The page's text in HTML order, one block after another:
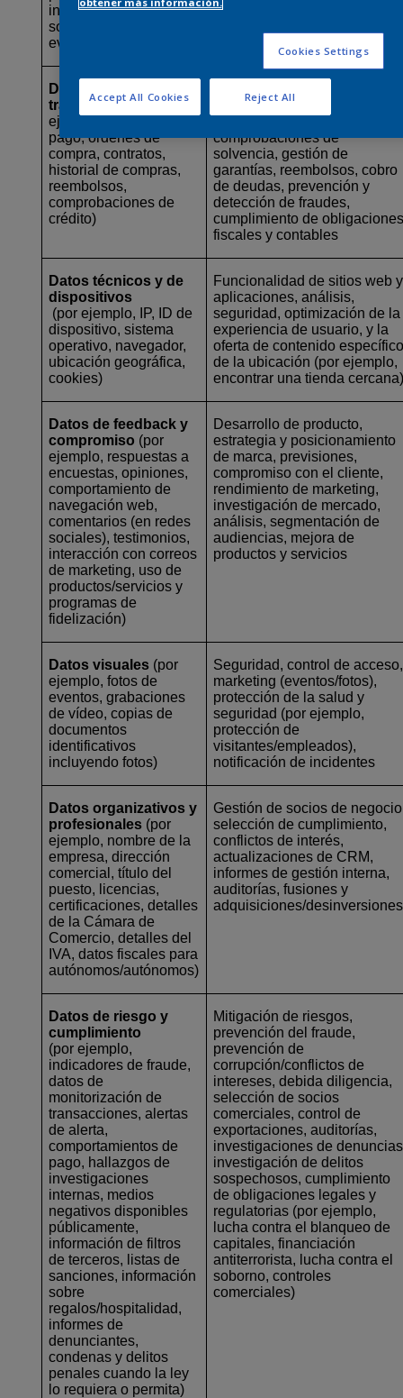
información de redes
sociales, asistencia a
eventos)
Datos financieros y
transaccionales(por
ejemplo, detalles de
pago, órdenes de
compra, contratos,
historial de compras,
reembolsos,
comprobaciones de
crédito)
de reclamaciones,
comprobaciones de
solvencia, gestión de
garantías, reembolsos, cobro
de deudas, prevención y
detección de fraudes,
cumplimiento de
fiscales y contables
Datos técnicos y de
dispositivos
(por ejemplo, IP, ID de
dispositivo, sistema
operativo, navegador,
ubicación geográfica,
cookies)
Funcionalidad de sitios web y
aplicaciones, análisis,
seguridad, optimización de la
experiencia de usuario, y la
oferta de contenido
de la ubicación (por ejemplo,
encontrar una tienda
Datos de feedback y
compromiso (por
ejemplo, respuestas a
encuestas, opiniones,
comportamiento de
navegación web,
comentarios (en redes
sociales), testimonios,
interacción con correos
de marketing, uso de
productos/servicios y
programas de
fidelización)
Desarrollo de producto,
estrategia y posicionamiento
de marca, previsiones,
compromiso con el cliente,
rendimiento de marketing,
investigación de mercado,
análisis, segmentación de
audiencias, mejora de
productos y servicios
Datos visuales (por
ejemplo, fotos de
eventos, grabaciones
de vídeo, copias de
documentos
identificativos
incluyendo fotos)
Seguridad, control de acceso,
marketing (eventos/fotos),
protección de la salud y
seguridad (por ejemplo,
protección de
visitantes/empleados),
notificación de incidentes
Datos organizativos y
profesionales (por
ejemplo, nombre de la
empresa, dirección
comercial, título del
puesto, licencias,
certificaciones, detalles
de la Cámara de
Comercio, detalles del
IVA, datos fiscales para
autónomos/autónomos)
Gestión de socios de
selección de cumplimiento,
conflictos de interés,
actualizaciones de CRM,
informes de gestión interna,
auditorías, fusiones y
adquisiciones/
Datos de riesgo y
cumplimiento
(por ejemplo,
indicadores de fraude,
datos de
monitorización de
transacciones, alertas
de alerta,
comportamientos de
pago, hallazgos de
investigaciones
internas, medios
negativos disponibles
públicamente,
información de filtros
de terceros, listas de
sanciones, información
sobre
regalos/hospitalidad,
informes de
denunciantes,
condenas y delitos
penales cuando la ley
lo requiera o permita)
Mitigación de riesgos,
prevención del fraude,
prevención de
corrupción/conflictos de
intereses, debida diligencia,
selección de socios
comerciales, control de
exportaciones, auditorías,
investigaciones de
investigación de delitos
sospechosos, cumplimiento
de obligaciones legales y
regulatorias (por ejemplo,
lucha contra el blanqueo de
capitales, financiación
antiterrorista, lucha contra el
soborno, controles
comerciales)
Cookies Settings
Reject All
Accept All Cookies